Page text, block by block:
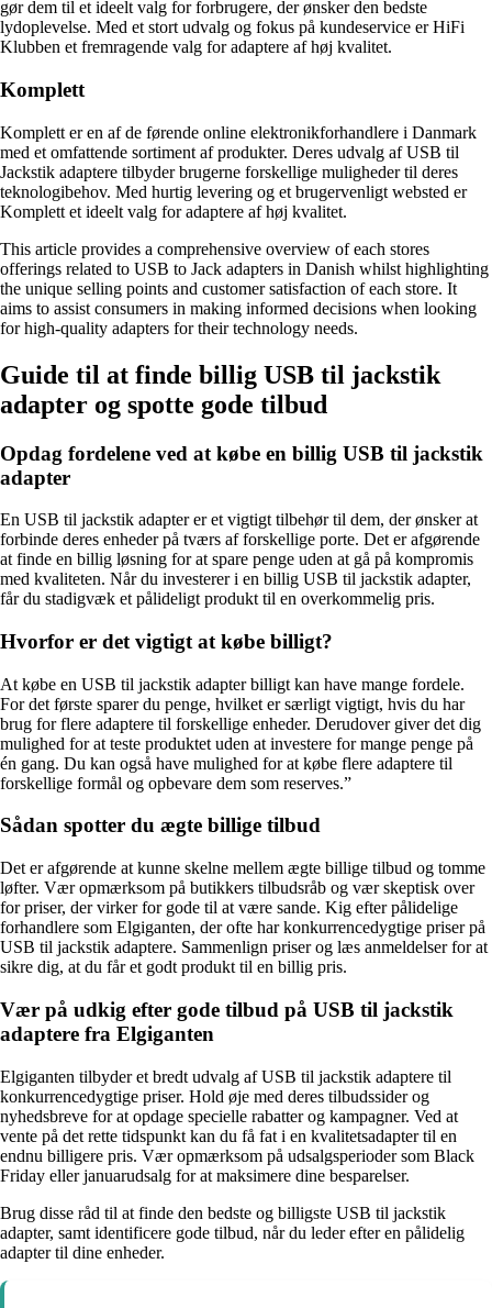
gør dem til et ideelt valg for forbrugere, der ønsker den bedste
lydoplevelse. Med et stort udvalg og fokus på kundeservice er HiFi
Klubben et fremragende valg for adaptere af høj kvalitet.
Komplett
Komplett er en af de førende online elektronikforhandlere i Danmark
med et omfattende sortiment af produkter. Deres udvalg af USB til
Jackstik adaptere tilbyder brugerne forskellige muligheder til deres
teknologibehov. Med hurtig levering og et brugervenligt websted er
Komplett et ideelt valg for adaptere af høj kvalitet.
This article provides a comprehensive overview of each stores
offerings related to USB to Jack adapters in Danish whilst highlighting
the unique selling points and customer satisfaction of each store. It
aims to assist consumers in making informed decisions when looking
for high-quality adapters for their technology needs.
Guide til at finde billig USB til jackstik
adapter og spotte gode tilbud
Opdag fordelene ved at købe en billig USB til jackstik
adapter
En USB til jackstik adapter er et vigtigt tilbehør til dem, der ønsker at
forbinde deres enheder på tværs af forskellige porte. Det er afgørende
at finde en billig løsning for at spare penge uden at gå på kompromis
med kvaliteten. Når du investerer i en billig USB til jackstik adapter,
får du stadigvæk et pålideligt produkt til en overkommelig pris.
Hvorfor er det vigtigt at købe billigt?
At købe en USB til jackstik adapter billigt kan have mange fordele.
For det første sparer du penge, hvilket er særligt vigtigt, hvis du har
brug for flere adaptere til forskellige enheder. Derudover giver det dig
mulighed for at teste produktet uden at investere for mange penge på
én gang. Du kan også have mulighed for at købe flere adaptere til
forskellige formål og opbevare dem som reserves.”
Sådan spotter du ægte billige tilbud
Det er afgørende at kunne skelne mellem ægte billige tilbud og tomme
løfter. Vær opmærksom på butikkers tilbudsråb og vær skeptisk over
for priser, der virker for gode til at være sande. Kig efter pålidelige
forhandlere som Elgiganten, der ofte har konkurrencedygtige priser på
USB til jackstik adaptere. Sammenlign priser og læs anmeldelser for at
sikre dig, at du får et godt produkt til en billig pris.
Vær på udkig efter gode tilbud på USB til jackstik
adaptere fra Elgiganten
Elgiganten tilbyder et bredt udvalg af USB til jackstik adaptere til
konkurrencedygtige priser. Hold øje med deres tilbudssider og
nyhedsbreve for at opdage specielle rabatter og kampagner. Ved at
vente på det rette tidspunkt kan du få fat i en kvalitetsadapter til en
endnu billigere pris. Vær opmærksom på udsalgsperioder som Black
Friday eller januarudsalg for at maksimere dine besparelser.
Brug disse råd til at finde den bedste og billigste USB til jackstik
adapter, samt identificere gode tilbud, når du leder efter en pålidelig
adapter til dine enheder.